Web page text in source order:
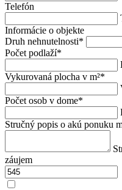
Telefón
Informácie o objekte
Druh nehnutelnosti*
Počet podlaží*
Vykurovaná plocha v m²*
Počet osob v dome*
Stručný popis o akú ponuku
záujem